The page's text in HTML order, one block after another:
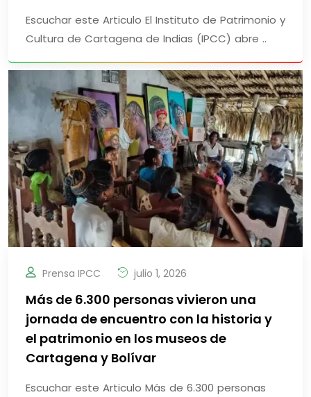
Escuchar este Articulo El Instituto de Patrimonio y
Cultura de Cartagena de Indias (IPCC) abre ..
Prensa IPCC julio 1, 2026
Más de 6.300 personas vivieron una
jornada de encuentro con la historia y
el patrimonio en los museos de
Cartagena y Bolívar
Escuchar este Articulo Más de 6.300 personas